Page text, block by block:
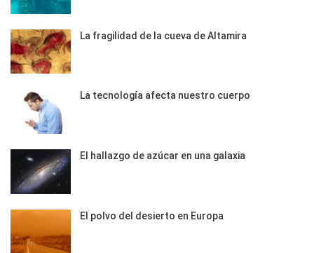
La fragilidad de la cueva de Altamira
La tecnología afecta nuestro cuerpo
El hallazgo de azúcar en una galaxia
El polvo del desierto en Europa